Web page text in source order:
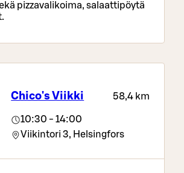
pizzavalikoima, salaattipöytä
Chico's Viikki 58,4 km
10:30 - 14:00
Viikintori 3, Helsingfors